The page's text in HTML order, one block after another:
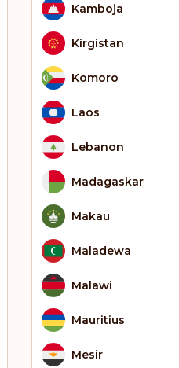
Kamboja
Kirgistan
Komoro
Laos
Lebanon
Madagaskar
Makau
Maladewa
Malawi
Mauritius
Mesir